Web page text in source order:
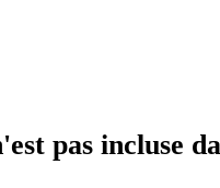
pas incluse